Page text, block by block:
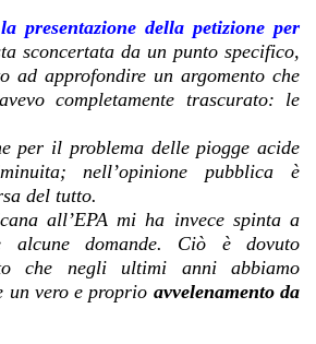
la presentazione della petizione per
sconcertata da un punto specifico,
ad approfondire un argomento che
completamente trascurato: le
per il problema delle piogge acide
nell’opinione pubblica è
del tutto.
all’EPA mi ha invece spinta a
alcune domande. Ciò è dovuto
che negli ultimi anni abbiamo
un vero e proprio avvelenamento da